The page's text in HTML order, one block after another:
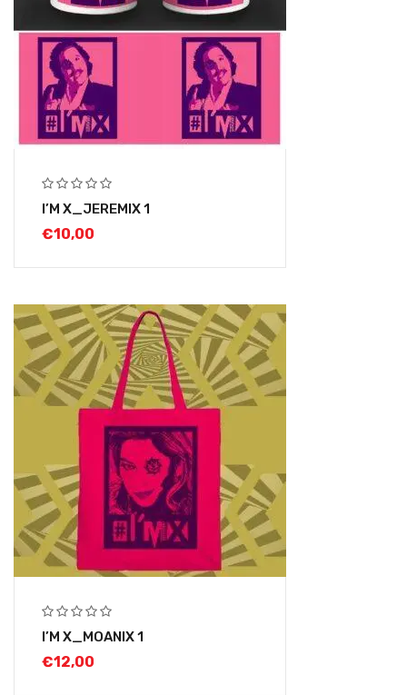
I’M X_JEREMIX 1
€10,00
I’M X_MOANIX 1
€12,00